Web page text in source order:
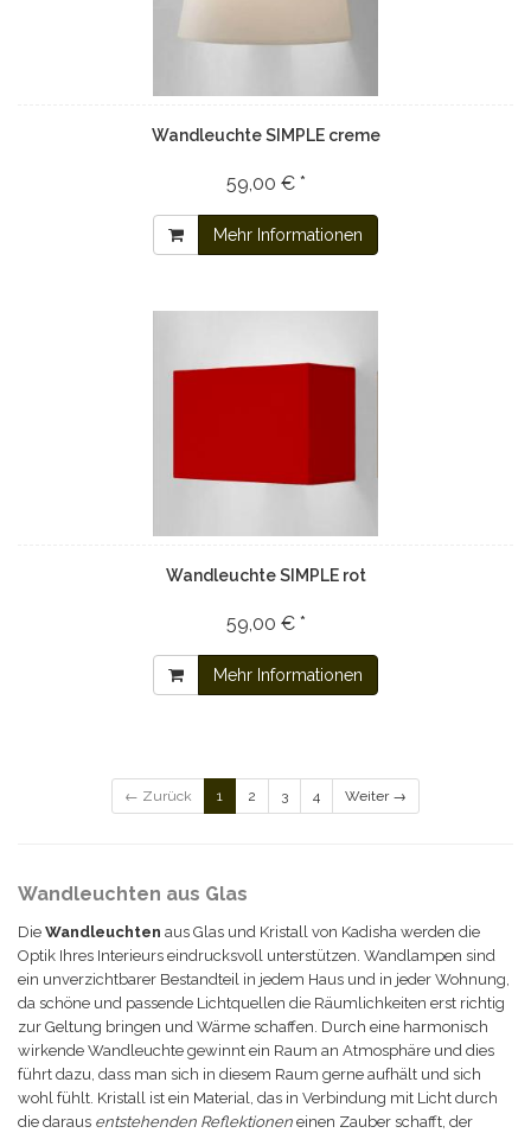
Wandleuchte SIMPLE creme
59,00 € *
Mehr Informationen
Wandleuchte SIMPLE rot
59,00 € *
Mehr Informationen
← Zurück 1 2 3 4 Weiter →
Wandleuchten aus Glas
Die Wandleuchten aus Glas und Kristall von Kadisha werden die
Optik Ihres Interieurs eindrucksvoll unterstützen. Wandlampen sind
ein unverzichtbarer Bestandteil in jedem Haus und in jeder Wohnung,
da schöne und passende Lichtquellen die Räumlichkeiten erst richtig
zur Geltung bringen und Wärme schaffen. Durch eine harmonisch
wirkende Wandleuchte gewinnt ein Raum an Atmosphäre und dies
führt dazu, dass man sich in diesem Raum gerne aufhält und sich
wohl fühlt. Kristall ist ein Material, das in Verbindung mit Licht durch
die daraus entstehenden Reflektionen einen Zauber schafft, der